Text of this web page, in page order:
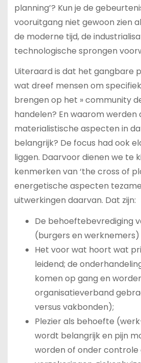
planning’? Kun je de
vooruitgang niet gewoon zien
de moderne tijd, de
technologische sprongen
Uiteraard is dat het gangbare
wat dreef mensen om
brengen op het » community
handelen? En waarom werden
materialistische aspecten in
belangrijk? De focus had ook
liggen. Daarvoor dienen we te
kenmerken van ‘the cross of
energetische aspecten
uitwerkingen daarvan. Dat zijn:
De behoeftebevrediging
(burgers en
Het voor wat hoort wat
leidend; de
komen op gang en
organisatieverband
versus vakbonden);
Plezier als behoefte
wordt belangrijk en pijn
worden of onder controle